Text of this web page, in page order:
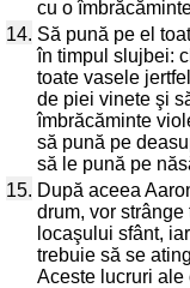
cu o
14. Să pună pe el
în timpul slujbei:
toate vasele
de piei vinete şi
îmbrăcăminte
să pună pe
să le pună pe
15. După aceea
drum, vor
locaşului sfânt,
trebuie să se
Aceste lucruri ale